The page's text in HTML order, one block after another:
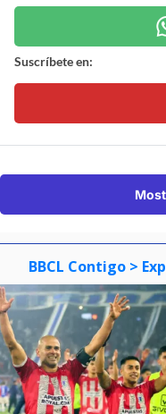
Suscríbete en:
BBCL Contigo >